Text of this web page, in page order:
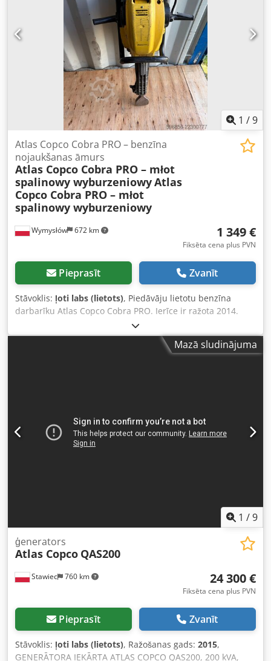
1 /9
Wymysłów 672 km
Atlas Copco Cobra PRO – benzīna
nojaukšanas āmurs
Atlas Copco Cobra PRO – młot
spalinowy wyburzeniowyAtlas
Copco Cobra PRO – młot
spalinowy wyburzeniowy
1 349 €
Fiksēta cena plus PVN
Pieprasīt Zvanīt
Stāvoklis: ļoti labs (lietots), Piedāvāju lietotu benzīna
darbarīku Atlas Copco Cobra PRO. Ierīce ir ražota 2014.
gadā un izgatavota Zviedrijā. Cobra PRO ir profesionāls
benzīna darbarīks, kas paredzēts būvniecības, ceļu un
demontāžas darbiem – tam nav nepieciešams elektrības
2014 Ražošanas valsts: Zviedrija Dzinējs: 2-taktu benzīna
dzinējs Pielietojums: betona, asfalta kalšana, ceļu un
zemes darbi Mobilā konstrukcija – nav nepieciešams
Mazā sludinājuma
1 /9
Stawiec 760 km
ģenerators
Atlas Copco QAS200
24 300 €
Fiksēta cena plus PVN
Pieprasīt Zvanīt
Stāvoklis: ļoti labs (lietots), Ražošanas gads: 2015,
ĢENERĀTORA IEKĀRTA ATLAS COPCO QAS200, 200 kVA,